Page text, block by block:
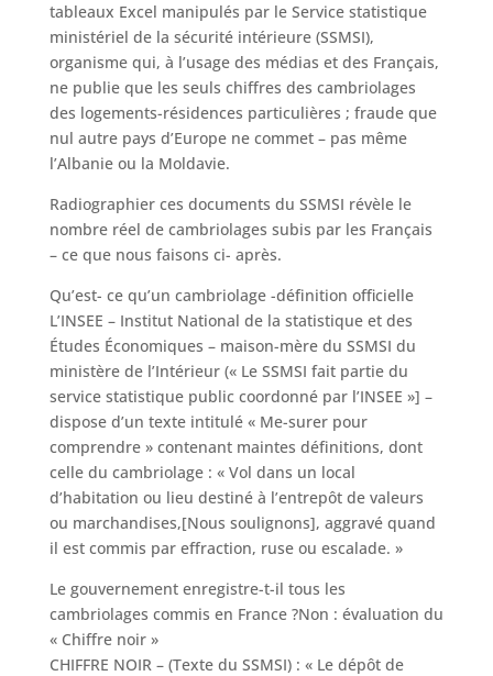
tableaux Excel manipulés par le Service statistique
ministériel de la sécurité intérieure (SSMSI),
organisme qui, à l’usage des médias et des Français,
ne publie que les seuls chiffres des cambriolages
des logements-résidences particulières ; fraude que
nul autre pays d’Europe ne commet – pas même
l’Albanie ou la Moldavie.
Radiographier ces documents du SSMSI révèle le
nombre réel de cambriolages subis par les Français
– ce que nous faisons ci- après.
Qu’est- ce qu’un cambriolage -définition officielle
L’INSEE – Institut National de la statistique et des
Études Économiques – maison-mère du SSMSI du
ministère de l’Intérieur (« Le SSMSI fait partie du
service statistique public coordonné par l’INSEE »] –
dispose d’un texte intitulé « Me-surer pour
comprendre » contenant maintes définitions, dont
celle du cambriolage : « Vol dans un local
d’habitation ou lieu destiné à l’entrepôt de valeurs
ou marchandises,[Nous soulignons], aggravé quand
il est commis par effraction, ruse ou escalade. »
Le gouvernement enregistre-t-il tous les
cambriolages commis en France ?Non : évaluation du
« Chiffre noir »
CHIFFRE NOIR – (Texte du SSMSI) : « Le dépôt de